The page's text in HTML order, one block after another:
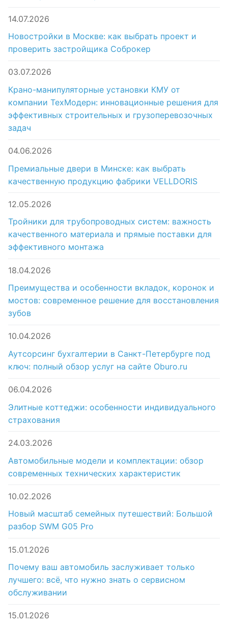
14.07.2026
Новостройки в Москве: как выбрать проект и
проверить застройщика Соброкер
03.07.2026
Крано-манипуляторные установки КМУ от
компании ТехМодерн: инновационные решения для
эффективных строительных и грузоперевозочных
задач
04.06.2026
Премиальные двери в Минске: как выбрать
качественную продукцию фабрики VELLDORIS
12.05.2026
Тройники для трубопроводных систем: важность
качественного материала и прямые поставки для
эффективного монтажа
18.04.2026
Преимущества и особенности вкладок, коронок и
мостов: современное решение для восстановления
зубов
10.04.2026
Аутсорсинг бухгалтерии в Санкт-Петербурге под
ключ: полный обзор услуг на сайте Oburo.ru
06.04.2026
Элитные коттеджи: особенности индивидуального
страхования
24.03.2026
Автомобильные модели и комплектации: обзор
современных технических характеристик
10.02.2026
Новый масштаб семейных путешествий: Большой
разбор SWM G05 Pro
15.01.2026
Почему ваш автомобиль заслуживает только
лучшего: всё, что нужно знать о сервисном
обслуживании
15.01.2026